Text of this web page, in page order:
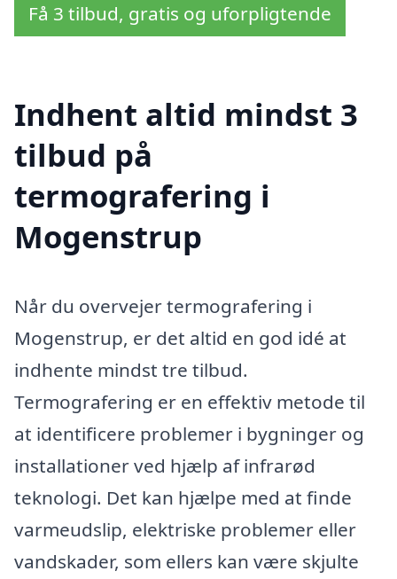
Få 3 tilbud, gratis og uforpligtende
Indhent altid mindst 3
tilbud på
termografering i
Mogenstrup
Når du overvejer termografering i
Mogenstrup, er det altid en god idé at
indhente mindst tre tilbud.
Termografering er en effektiv metode til
at identificere problemer i bygninger og
installationer ved hjælp af infrarød
teknologi. Det kan hjælpe med at finde
varmeudslip, elektriske problemer eller
vandskader, som ellers kan være skjulte